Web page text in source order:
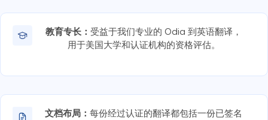
教育专长： 受益于我们专业的 Odia 到英语翻译，
用于美国大学和认证机构的资格评估。
文档布局：每份经过认证的翻译都包括一份已签名